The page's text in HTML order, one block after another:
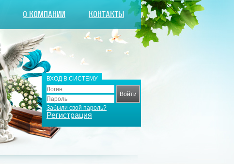
О КОМПАНИИ КОНТАКТЫ
ВХОД В СИСТЕМУ
Забыли свой пароль?
Регистрация